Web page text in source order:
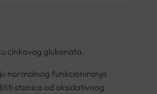
cinkovog glukonata.
normalnog funkcioniranja
stanica od oksidativnog